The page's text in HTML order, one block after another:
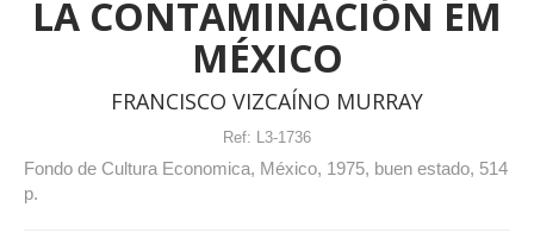
LA CONTAMINACIÓN EM
MÉXICO
FRANCISCO VIZCAÍNO MURRAY
Ref: L3-1736
Fondo de Cultura Economica, México, 1975, buen estado, 514
p.